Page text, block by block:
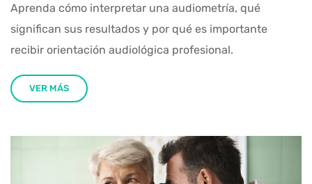
Aprenda cómo interpretar una audiometría, qué
significan sus resultados y por qué es importante
recibir orientación audiológica profesional.
VER MÁS